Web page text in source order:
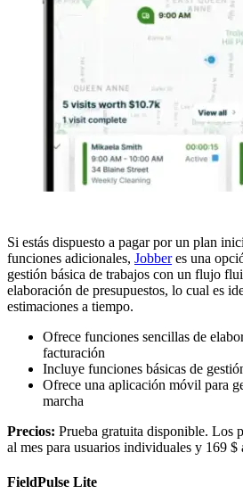
Si estás dispuesto a pagar por un plan
funciones adicionales, Jobberes una
gestión básica de trabajos con un flujo
elaboración de presupuestos, lo cual es
estimaciones a tiempo.
Ofrece funciones sencillas de
facturación
Incluye funciones básicas de
Ofrece una aplicación móvil para
marcha
Precios: Prueba gratuita disponible. Los
al mes para usuarios individuales y 169 $
FieldPulse Lite